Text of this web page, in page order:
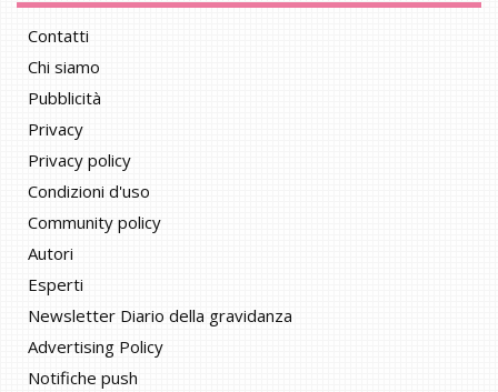
Contatti
Chi siamo
Pubblicità
Privacy
Privacy policy
Condizioni d'uso
Community policy
Autori
Esperti
Newsletter Diario della gravidanza
Advertising Policy
Notifiche push